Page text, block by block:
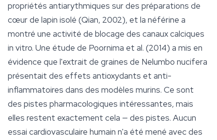
propriétés antiarythmiques sur des préparations de
cœur de lapin isolé (Qian, 2002), et la néférine a
montré une activité de blocage des canaux calciques
in vitro. Une étude de Poornima et al. (2014) a mis en
évidence que l'extrait de graines de Nelumbo nucifera
présentait des effets antioxydants et anti-
inflammatoires dans des modèles murins. Ce sont
des pistes pharmacologiques intéressantes, mais
elles restent exactement cela — des pistes. Aucun
essai cardiovasculaire humain n'a été mené avec des